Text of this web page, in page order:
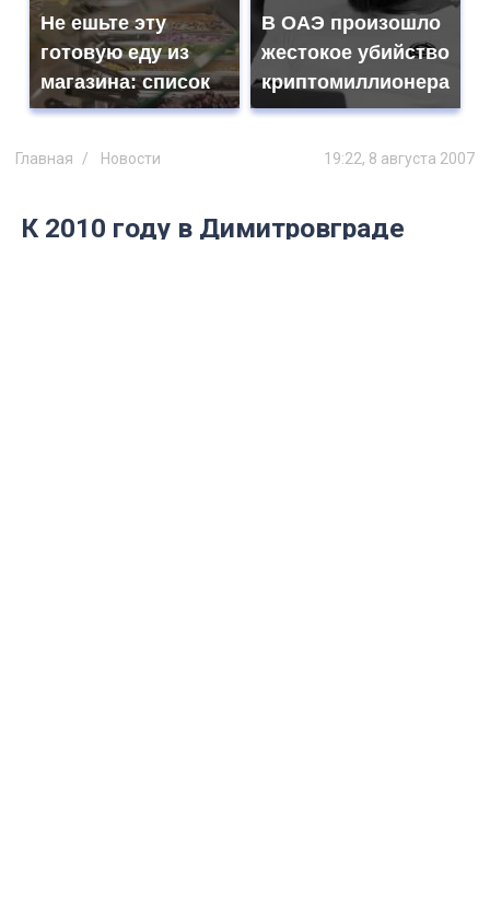
Не ешьте эту
готовую еду из
магазина: список
В ОАЭ произошло
жестокое убийство
криптомиллионера
Главная Новости 19:22, 8 августа 2007
К 2010 году в Димитровграде